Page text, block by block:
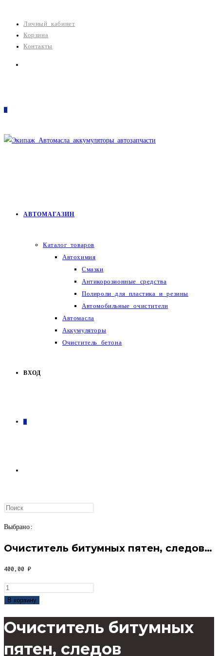
содержимому
Личный кабинет
Корзина
Контакты
0
АВТОМАГАЗИН
Каталог товаров
Автохимия
Смазки
Антикорозионные средства
Полироли для пластика и резины
Автомобильные очистители
Автомасла
Аккумуляторы
Очиститель бетона
ВХОД
0
ПО
ВЕБ-
Выбрано:
Очиститель битумных пятен, следов…
400,00 ₽
Количество
товара
битумных
следов
В корзину
Очиститель битумных
пятен, следов